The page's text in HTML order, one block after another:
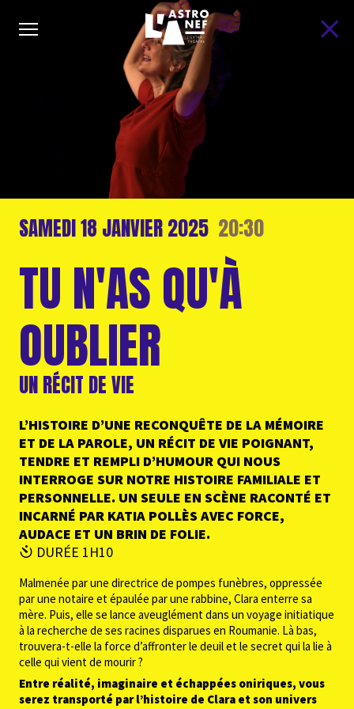
SAMEDI18 JANVIER2025 20:30
TU N'AS QU'À
OUBLIER
UN RÉCIT DE VIE
L’HISTOIRE D’UNE RECONQUÊTE DE LA MÉMOIRE
ET DE LA PAROLE, UN RÉCIT DE VIE POIGNANT,
TENDRE ET REMPLI D’HUMOUR QUI NOUS
INTERROGE SUR NOTRE HISTOIRE FAMILIALE ET
PERSONNELLE. UN SEULE EN SCÈNE RACONTÉ ET
INCARNÉ PAR KATIA POLLÈS AVEC FORCE,
AUDACE ET UN BRIN DE FOLIE.
DURÉE 1H10
Malmenée par une directrice de pompes funèbres, oppressée
par une notaire et épaulée par une rabbine, Clara enterre sa
mère. Puis, elle se lance aveuglément dans un voyage initiatique
à la recherche de ses racines disparues en Roumanie. Là bas,
trouvera-t-elle la force d’affronter le deuil et le secret qui la lie à
celle qui vient de mourir ?
Entre réalité, imaginaire et échappées oniriques, vous
serez transporté par l’histoire de Clara et son univers